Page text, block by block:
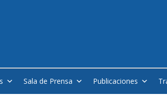
Sala de Prensa Publicaciones